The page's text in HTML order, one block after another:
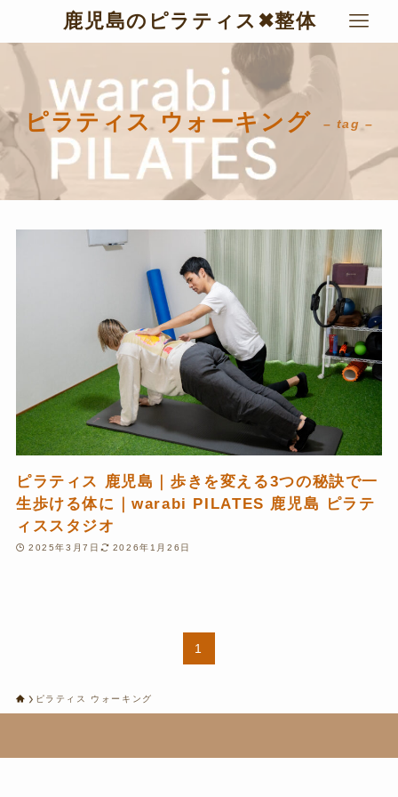
鹿児島のピラティス✖︎整体
ピラティス ウォーキング – tag –
ピラティス 鹿児島｜歩きを変える3つの秘訣で一
生歩ける体に｜warabi PILATES 鹿児島 ピラテ
ィススタジオ
2025年3月7日 2026年1月26日
1
ピラティス ウォーキング